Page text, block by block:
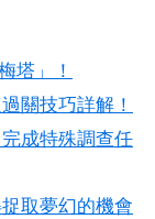
塔」！
關技巧詳解！
成特殊調查任
取夢幻的機會